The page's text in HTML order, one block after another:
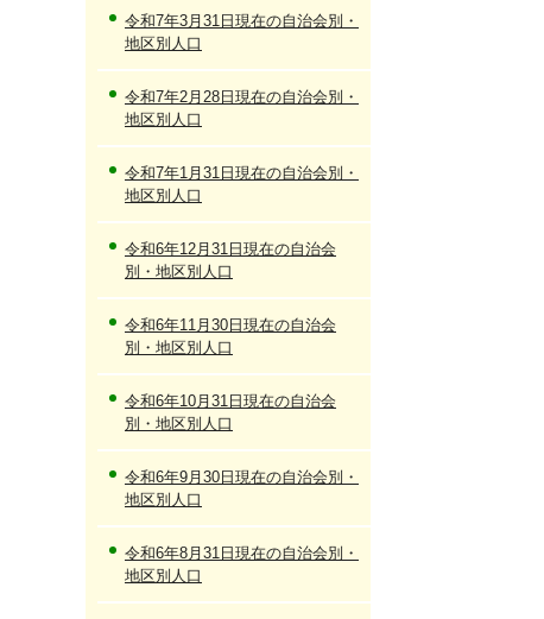
令和7年3月31日現在の自治会別・
地区別人口
令和7年2月28日現在の自治会別・
地区別人口
令和7年1月31日現在の自治会別・
地区別人口
令和6年12月31日現在の自治会
別・地区別人口
令和6年11月30日現在の自治会
別・地区別人口
令和6年10月31日現在の自治会
別・地区別人口
令和6年9月30日現在の自治会別・
地区別人口
令和6年8月31日現在の自治会別・
地区別人口